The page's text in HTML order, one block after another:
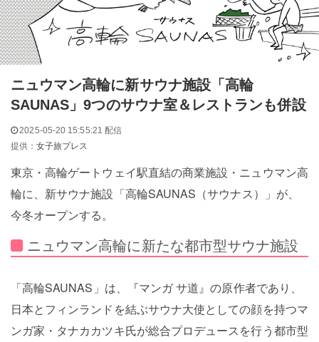
ニュウマン高輪に新サウナ施設「高輪
SAUNAS」9つのサウナ室＆レストランも併設
2025-05-20 15:55:21 配信
提供：女子旅プレス
東京・高輪ゲートウェイ駅直結の商業施設・ニュウマン高
輪に、新サウナ施設「高輪SAUNAS（サウナス）」が、
今冬オープンする。
ニュウマン高輪に新たな都市型サウナ施設
「高輪SAUNAS」は、『マンガ サ道』の原作者であり、
日本とフィンランドを結ぶサウナ大使としての顔を持つマ
ンガ家・タナカカツキ氏が総合プロデュースを行う都市型